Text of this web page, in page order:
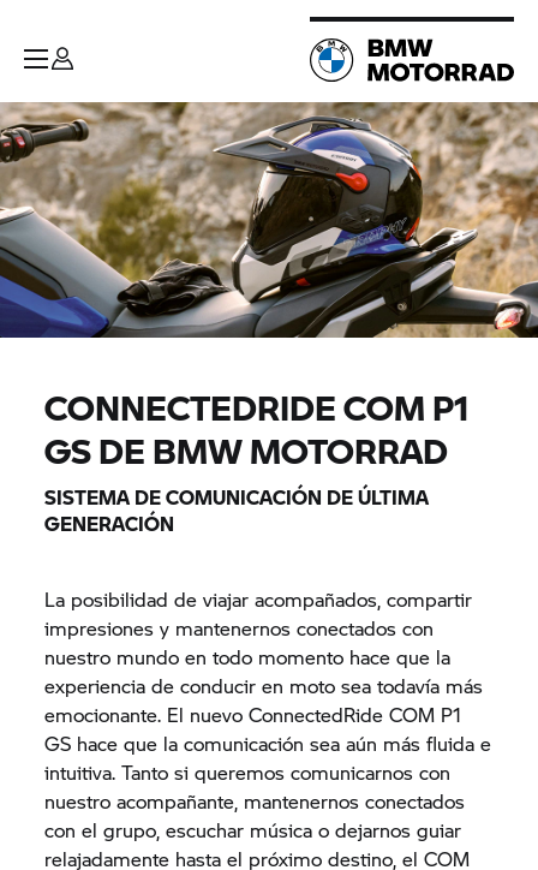
CONNECTEDRIDE COM P1
GS DE BMW MOTORRAD
SISTEMA DE COMUNICACIÓN DE ÚLTIMA
GENERACIÓN
La posibilidad de viajar acompañados, compartir
impresiones y mantenernos conectados con
nuestro mundo en todo momento hace que la
experiencia de conducir en moto sea todavía más
emocionante. El nuevo ConnectedRide COM P1
GS hace que la comunicación sea aún más fluida e
intuitiva. Tanto si queremos comunicarnos con
nuestro acompañante, mantenernos conectados
con el grupo, escuchar música o dejarnos guiar
relajadamente hasta el próximo destino, el COM